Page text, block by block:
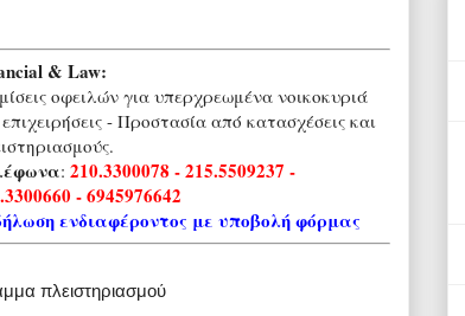
& Law:
οφειλών για υπερχρεωμένα νοικοκυριά
- Προστασία από κατασχέσεις και
: 210.3300078 - 215.5509237 -
- 6945976642
ενδιαφέροντος με υποβολή φόρμας
πλειστηριασμού